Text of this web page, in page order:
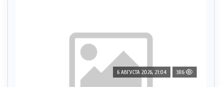
6 АВГУСТА 2026, 21:04 386